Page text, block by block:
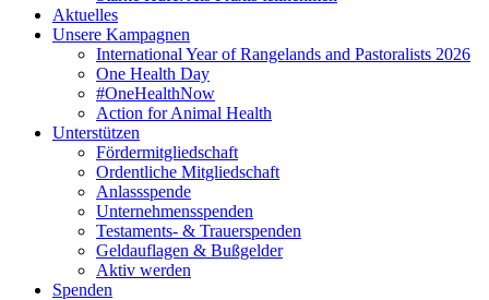
Aktuelles
Unsere Kampagnen
International Year of Rangelands and Pastoralists 2026
One Health Day
#OneHealthNow
Action for Animal Health
Unterstützen
Fördermitgliedschaft
Ordentliche Mitgliedschaft
Anlassspende
Unternehmensspenden
Testaments- & Trauerspenden
Geldauflagen & Bußgelder
Aktiv werden
Spenden